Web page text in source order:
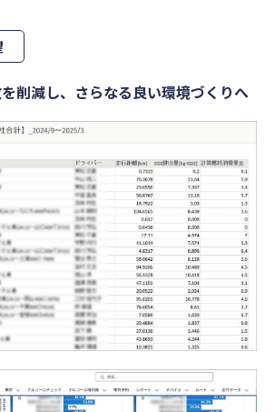
削減し、さらなる良い環境づくりへ